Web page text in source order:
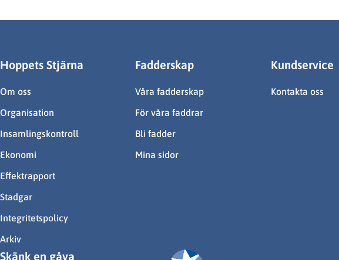
Hoppets Stjärna
Om oss
Organisation
Insamlingskontroll
Ekonomi
Effektrapport
Stadgar
Integritetspolicy
Arkiv
Fadderskap
Våra fadderskap
För våra faddrar
Bli fadder
Mina sidor
Kundservice
Kontakta oss
Skänk en gåva